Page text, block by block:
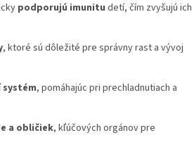
podporujú imunitu detí, čím zvyšujú ich
, ktoré sú dôležité pre správny rast a vývoj
systém, pomáhajúc pri prechladnutiach a
a obličiek, kľúčových orgánov pre